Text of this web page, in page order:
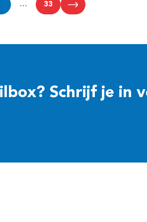
… 33
Schrijf je in